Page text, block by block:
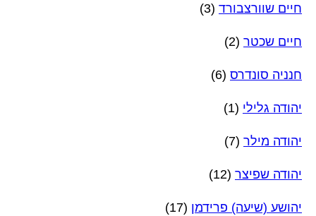
חיים שוורצבורד (3)
חיים שכטר (2)
חנניה סונדרס (6)
יהודה גלילי (1)
יהודה מילר (7)
יהודה שפיצר (12)
יהושע (שיעה) פרידמן (17)